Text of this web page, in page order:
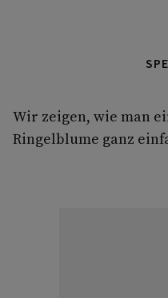
Wir zeigen, wie man
Ringelblume ganz